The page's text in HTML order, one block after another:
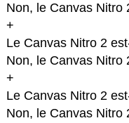
Non, le Canvas Nitro
+
Le Canvas Nitro 2
Non, le Canvas Nitro
+
Le Canvas Nitro 2
Non, le Canvas Nitro